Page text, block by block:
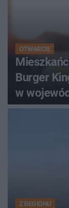
OTWARCIE
Burger
w
Z REGIONU